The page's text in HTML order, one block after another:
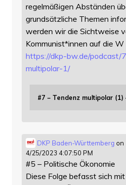
regelmäßigen Abständen
grundsätzliche Themen
werden wir die Sichtweise
Kommunist*innen auf die W
https://dkp-bw.de/podcast/
multipolar-1/
#7 – Tendenz multipolar (1)
DKP Baden-Württemberg on
4/25/2023 4:07:50 PM
#5 – Politische Ökonomie
Diese Folge befasst sich